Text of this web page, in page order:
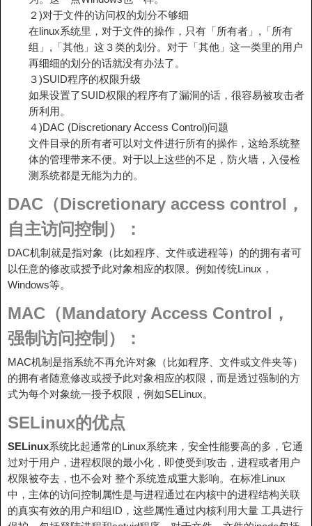
２)对于文件的访问权的划分不够细
在linux系统里，对于文件的操作，只有「所有者」,「所有
组」,「其他」这３类的划分。对于「其他」这一类里的用户
再细细的划分的话就没有办法了。
３)SUID程序的权限升级
如果设置了SUID权限的程序有了漏洞的话，很容易被攻击者
所利用。
４)DAC (Discretionary Access Control)问题
文件目录的所有者可以对文件进行所有的操作，这给系统整
体的管理带来不便。对于以上这些的不足，防火墙，入侵检
测系统都是无能为力的。
DAC（Discretionary access control，
自主访问控制）：
DAC机制就是指对象（比如程序、文件或进程等）的的拥有者可
以任意的修改或授予此对象相应的权限。例如传统Linux，
Windows等。
MAC（Mandatory Access Control，
强制访问控制）：
MAC机制是指系统不再允许对象（比如程序、文件或文件夹等）
的拥有者随意修改或授予此对象相应的权限，而是透过强制的方
式为每个对象统一授予权限，例如SELinux。
SELinux的优点
SELinux系统比起通常的Linux系统来，安全性能要高的多，它通
过对于用户，进程权限的最小化，即使受到攻击，进程或者用户
权限被夺去，也不会对 整个系统造成重大影响。在标准Linux
中，主体的访问控制属性是与进程通过在内核中的进程结构关联
的真实有效的用户和组ID，这些属性通过内核利用大量 工具进行